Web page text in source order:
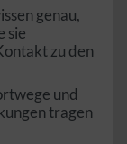
genau,
sie
zu den
und
tragen